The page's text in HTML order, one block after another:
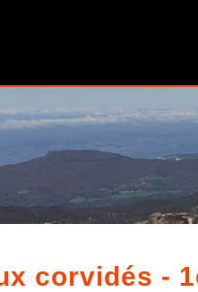
corvidés -